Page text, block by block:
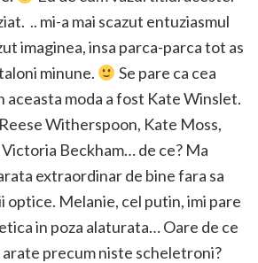
.. mi-a mai scazut entuziasmul
imaginea, insa parca-parca tot as
minune.
Se pare ca cea
aceasta moda a fost Kate Winslet.
Witherspoon, Kate Moss,
Beckham… de ce? Ma
extraordinar de bine fara sa
optice. Melanie, cel putin, imi pare
in poza alaturata… Oare de ce
precum niste scheletroni?